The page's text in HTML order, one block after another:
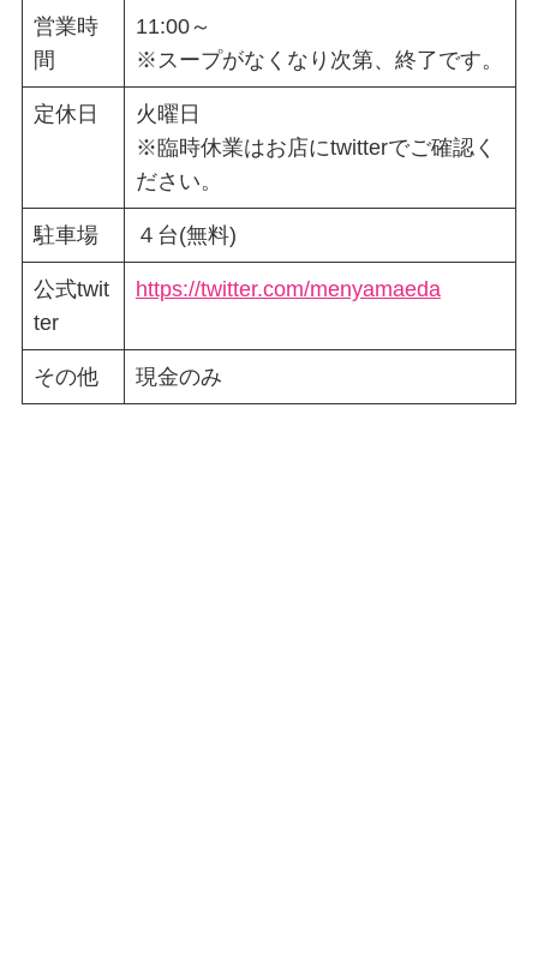
営業時
間
11:00～
※スープがなくなり次第、終了です。
定休日
火曜日
※臨時休業はお店にtwitterでご確認く
ださい。
駐車場 ４台(無料)
公式twit
ter
https://twitter.com/menyamaeda
その他 現金のみ